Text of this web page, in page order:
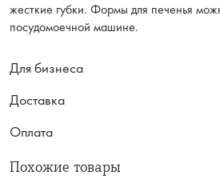
жесткие губки. Формы для печенья
посудомоечной машине.
Для бизнеса
Доставка
Оплата
Похожие товары